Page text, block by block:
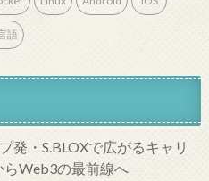
語
発・S.BLOXで広がるキャリ
Web3の最前線へ